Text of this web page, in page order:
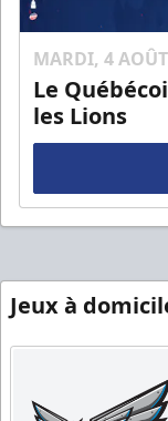
MARDI, 4 AOÛT
Le
les Lions
Jeux à